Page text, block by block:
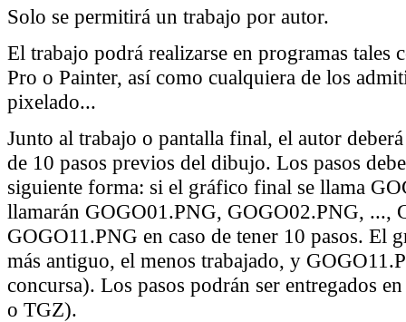
Solo se permitirá un trabajo por autor.
El trabajo podrá realizarse en programas tales
Pro o Painter, así como cualquiera de los
pixelado...
Junto al trabajo o pantalla final, el autor
de 10 pasos previos del dibujo. Los pasos
siguiente forma: si el gráfico final se llama
llamarán GOGO01.PNG, GOGO02.PNG, ...,
GOGO11.PNG en caso de tener 10 pasos. El
más antiguo, el menos trabajado, y
concursa). Los pasos podrán ser entregados
o TGZ).